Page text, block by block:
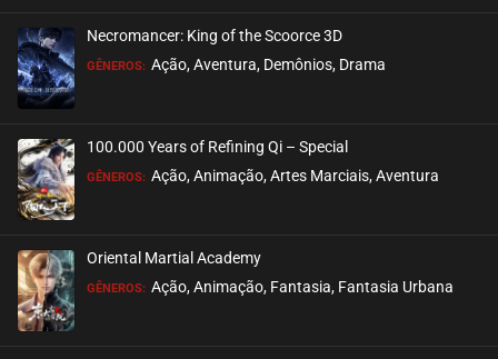
EPISÓDIO 02
setembro 14, 2020
EPISÓDIO 01
setembro 14, 2020
Necromancer: King of the Scoorce 3D
GÊNEROS: Ação, Aventura, Demônios, Drama
100.000 Years of Refining Qi – Special
GÊNEROS: Ação, Animação, Artes Marciais, Aventura
Oriental Martial Academy
GÊNEROS: Ação, Animação, Fantasia, Fantasia Urbana